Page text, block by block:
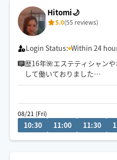
く早めに対応を心掛けていま
Hitomi🌙
5.0(55 reviews)
Login Status: Within 24
歴16年🌺エステティシャン
して働いておりました
リラクゼーションから疲労
※スケジュールが✖️の場合で
ければ予約可能な場合もござ
08/21 (Fri)
10:30 11:00 11:30